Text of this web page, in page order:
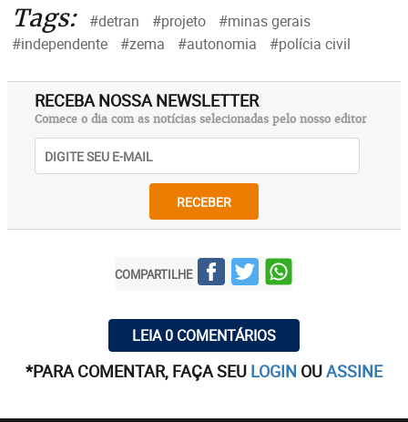
Tags: #detran #projeto
#minas gerais
#independente
#zema #autonomia #polícia civil
RECEBA NOSSA NEWSLETTER
Comece o dia com as notícias selecionadas pelo nosso editor
RECEBER
COMPARTILHE
LEIA 0 COMENTÁRIOS
*PARA COMENTAR, FAÇA SEU LOGIN OUASSINE